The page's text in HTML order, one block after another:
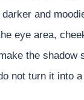
darker and
eye area,
the shadow
not turn it into